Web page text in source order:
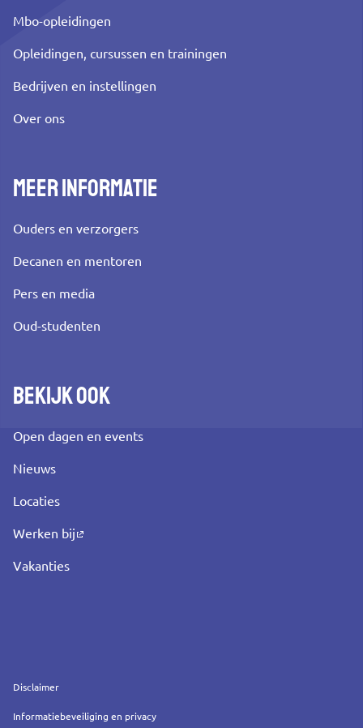
Mbo-opleidingen
Opleidingen, cursussen en trainingen
Bedrijven en instellingen
Over ons
Meer informatie
Ouders en verzorgers
Decanen en mentoren
Pers en media
Oud-studenten
Bekijk ook
Open dagen en events
Nieuws
Locaties
Werken bij
Vakanties
Service
Disclaimer
Informatiebeveiliging en privacy